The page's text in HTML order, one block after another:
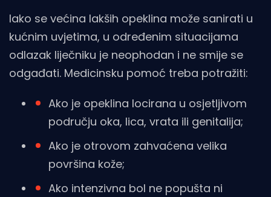
Iako se većina lakših opeklina može sanirati u
kućnim uvjetima, u određenim situacijama
odlazak liječniku je neophodan i ne smije se
odgađati. Medicinsku pomoć treba potražiti:
Ako je opeklina locirana u osjetljivom
području oka, lica, vrata ili genitalija;
Ako je otrovom zahvaćena velika
površina kože;
Ako intenzivna bol ne popušta ni